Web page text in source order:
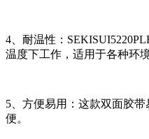
4、耐温性：
温度下工作，适用于各种环
5、方便易用：这款双面胶
便。